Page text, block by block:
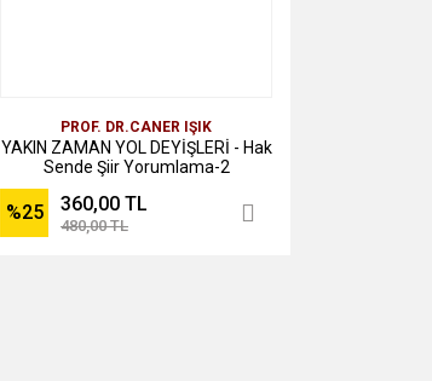
PROF. DR.CANER IŞIK
YAKIN ZAMAN YOL DEYİŞLERİ - Hak
Sende Şiir Yorumlama-2
%25 360,00 TL
480,00 TL